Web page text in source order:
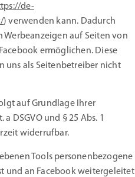
de-
) verwenden kann. Dadurch
Werbeanzeigen auf Seiten von
ermöglichen. Diese
uns als Seitenbetreiber nicht
auf Grundlage Ihrer
DSGVO und § 25 Abs. 1
widerrufbar.
Tools personenbezogene
und an Facebook weitergeleitet